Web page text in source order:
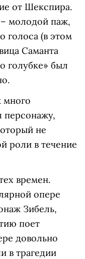
от Шекспира.
молодой паж,
голоса (в этом
Саманта
голубке» был
много
персонажу,
не
роли в течение
времен.
опере
Зибель,
поет
довольно
в трагедии